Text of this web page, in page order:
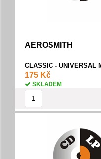
AEROSMITH
CLASSIC - UNIVERSAL
1993/
175 Kč
SKLADEM